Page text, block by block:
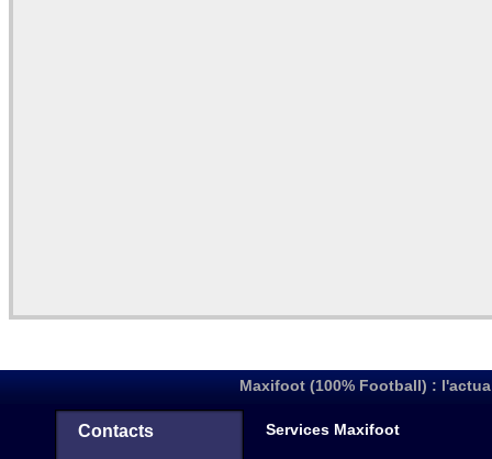
Maxifoot (100% Football) :
Contacts Services Maxifoot